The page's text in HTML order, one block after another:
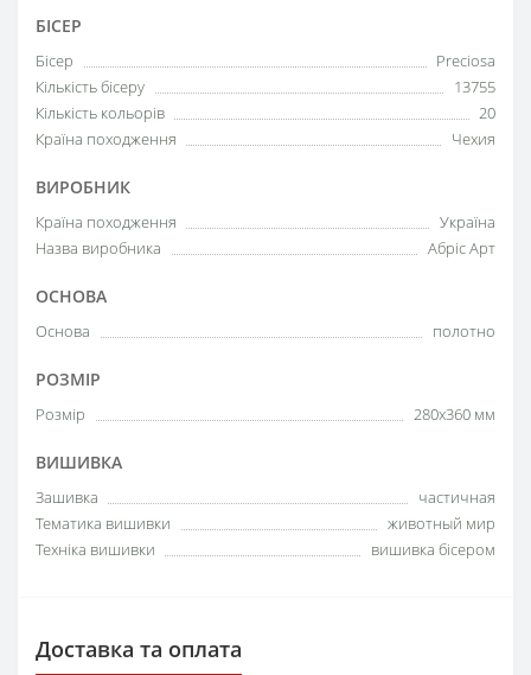
БІСЕР
Бісер
Preciosa
Кількість бісеру
13755
Кількість кольорів
20
Країна походження
Чехия
ВИРОБНИК
Країна походження
Україна
Назва виробника
Абріс Арт
ОСНОВА
Основа полотно
РОЗМІР
Розмір 280x360 мм
ВИШИВКА
Зашивка
частичная
Тематика вишивки
животный мир
Техніка вишивки
вишивка бісером
Доставка та оплата